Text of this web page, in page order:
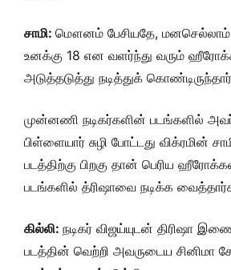
சாமி: மௌனம் பேசியதே,
உனக்கு 18 என வளர்ந்து வரும்
அடுத்தடுத்து நடித்துக் கொண்டிருந்தார்
முன்னணி நடிகர்களின் படங்களில்
பிள்ளையார் சுழி போட்டது விக்ரமின்
படத்திற்கு பிறகு தான் பெரிய
படங்களில் த்ரிஷாவை நடிக்க
கில்லி: நடிகர் விஜய்யுடன் திரிஷா
படத்தின் வெற்றி அவருடைய சினிமா